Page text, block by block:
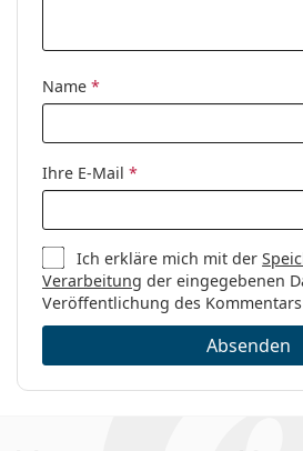
Name *
Ihre E-Mail *
Ich erkläre mich mit der
Verarbeitung der eingegebenen
Veröffentlichung des
Absenden